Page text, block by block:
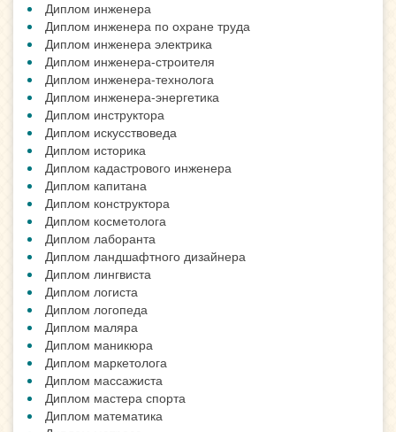
Диплом инженера
Диплом инженера по охране труда
Диплом инженера электрика
Диплом инженера-строителя
Диплом инженера-технолога
Диплом инженера-энергетика
Диплом инструктора
Диплом искусствоведа
Диплом историка
Диплом кадастрового инженера
Диплом капитана
Диплом конструктора
Диплом косметолога
Диплом лаборанта
Диплом ландшафтного дизайнера
Диплом лингвиста
Диплом логиста
Диплом логопеда
Диплом маляра
Диплом маникюра
Диплом маркетолога
Диплом массажиста
Диплом мастера спорта
Диплом математика